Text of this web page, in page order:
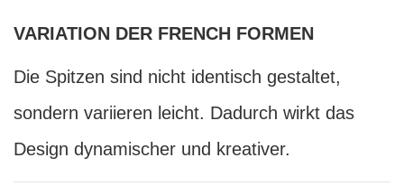
VARIATION DER FRENCH FORMEN
Die Spitzen sind nicht identisch gestaltet,
sondern variieren leicht. Dadurch wirkt das
Design dynamischer und kreativer.